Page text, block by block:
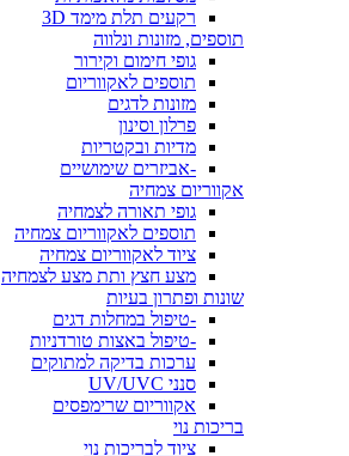
רקעים תלת מימד 3D
תוספים, מזונות ונלווה
גופי חימום וקירור
תוספים לאקווריום
מזונות לדגים
פרלון וסינון
מדיות ובקטריות
-אביזרים שימושיים
אקווריום צמחיה
גופי תאורה לצמחיה
תוספים לאקווריום צמחיה
ציוד לאקווריום צמחיה
מצע חצץ ותת מצע לצמחיה
שונות ופתרון בעיות
-טיפול במחלות דגים
-טיפול באצות טורדניות
ערכות בדיקה למתוקים
סנני UV/UVC
אקווריום שרימפסים
בריכות נוי
ציוד לבריכות נוי